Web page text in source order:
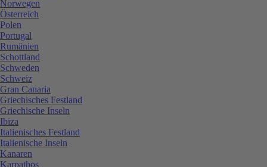
Norwegen
Österreich
Polen
Portugal
Rumänien
Schottland
Schweden
Schweiz
Gran Canaria
Griechisches Festland
Griechische Inseln
Ibiza
Italienisches Festland
Italienische Inseln
Kanaren
Karpathos